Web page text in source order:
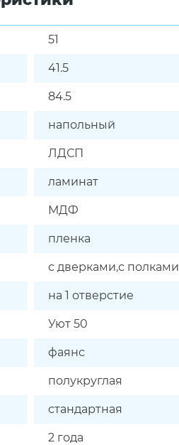
51
41.5
84.5
напольный
ЛДСП
ламинат
МДФ
пленка
с дверками,с полками
на 1 отверстие
Уют 50
фаянс
полукруглая
стандартная
2 года